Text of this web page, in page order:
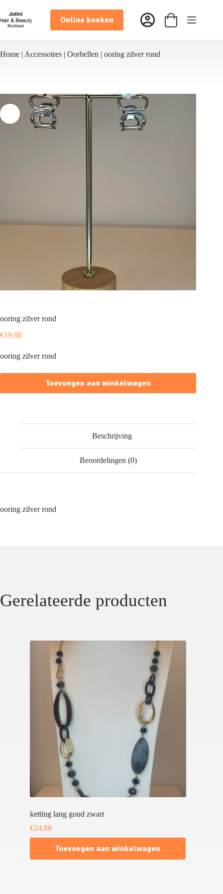
naar
de
inhoud
Online boeken Winkelwagen
Home | Accessoires | Oorbellen | ooring zilver rond
ooring zilver rond
€19,88
ooring zilver rond
Toevoegen aan winkelwagen
Beschrijving
Beoordelingen (0)
ooring zilver rond
Gerelateerde producten
ketting lang goud zwart
€24,88
Toevoegen aan winkelwagen